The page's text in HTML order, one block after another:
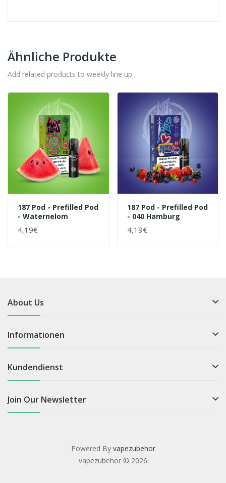
Ähnliche Produkte
Add related products to weekly line up
187 Pod - Prefilled Pod
- Waternelom
4,19€
187 Pod - Prefilled Pod
- 040 Hamburg
4,19€
About Us
Informationen
Kundendienst
Join Our Newsletter
Powered By vapezubehor
vapezubehor © 2026